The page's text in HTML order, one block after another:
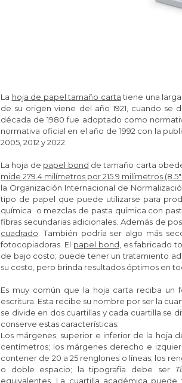
La hoja de papel tamaño cartatiene una
de su origen viene del año 1921, cuando
década de 1980 fue adoptado como
normativa oficial en el año de 1992 con la
2005, 2012 y 2022.
La hoja de papel bond de tamaño carta
mide 279.4 milímetros por 215.9 milímetros
la Organización Internacional de
tipo de papel que puede utilizarse para
química o mezclas de pasta química con
fibras secundarias adicionales. Además de
cuadrado . También podría ser algo más
fotocopiadoras. El papel bond , es fabricado
de bajo costo; puede tener un tratamiento
su costo, pero brinda resultados óptimos en
Es muy común que la hoja carta reciba un
escritura. Esta recibe su nombre por ser la
se divide en dos cuartillas y cada cuartilla se
conserve estas características:
Los márgenes; superior e inferior de la hoja
centímetros; los márgenes derecho e
contener de 20 a 25 renglones o líneas; los
o doble espacio; la tipografía debe ser
equivalentes. La cuartilla académica